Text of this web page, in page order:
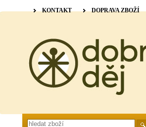
KONTAKT DOPRAVA ZBOŽÍ